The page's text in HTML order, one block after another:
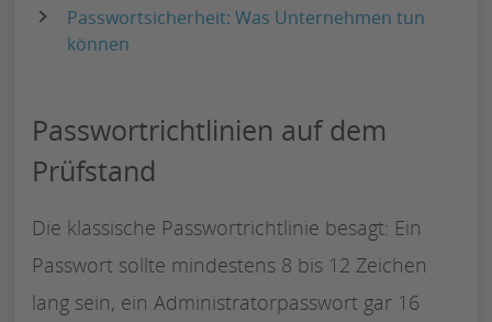
Passwortsicherheit: Was Unternehmen tun
können
Passwortrichtlinien auf dem
Prüfstand
Die klassische Passwortrichtlinie besagt: Ein
Passwort sollte mindestens 8 bis 12 Zeichen
lang sein, ein Administratorpasswort gar 16